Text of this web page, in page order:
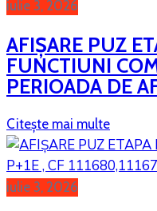
iulie 3, 2026
AFIȘARE PUZ
FUNCTIUNI
PERIOADA DE
Citește mai multe
iulie 3, 2026